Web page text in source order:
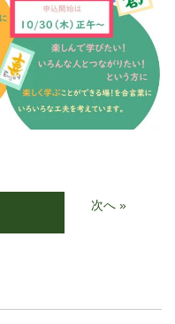
次へ »